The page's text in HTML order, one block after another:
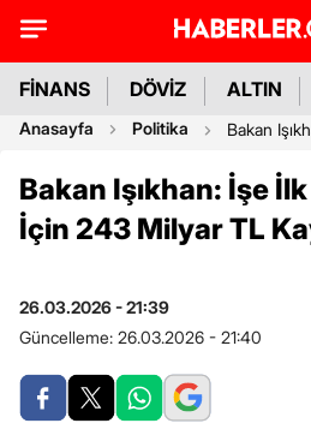
FİNANS DÖVİZ ALTIN
Anasayfa Politika Bakan
Bakan Işıkhan: İşe
İçin 243 Milyar TL
26.03.2026 - 21:39
Güncelleme: 26.03.2026 - 21:40